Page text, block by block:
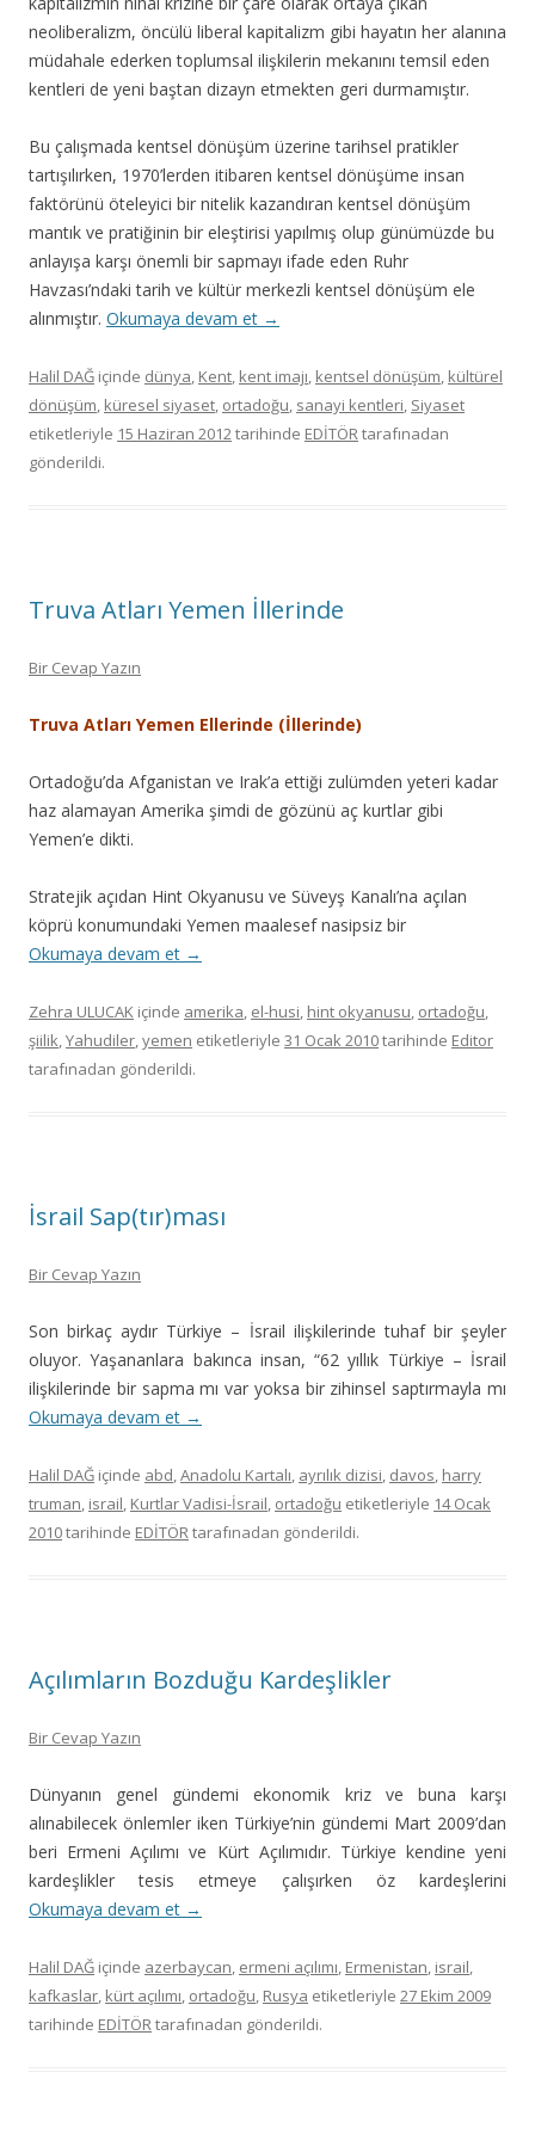
neoliberalizm, öncülü liberal kapitalizm gibi hayatın her alanına
müdahale ederken toplumsal ilişkilerin mekanını temsil eden
kentleri de yeni baştan dizayn etmekten geri durmamıştır.
Bu çalışmada kentsel dönüşüm üzerine tarihsel pratikler
tartışılırken, 1970’lerden itibaren kentsel dönüşüme insan
faktörünü öteleyici bir nitelik kazandıran kentsel dönüşüm
mantık ve pratiğinin bir eleştirisi yapılmış olup günümüzde bu
anlayışa karşı önemli bir sapmayı ifade eden Ruhr
Havzası’ndaki tarih ve kültür merkezli kentsel dönüşüm ele
alınmıştır. Okumaya devam et →
Halil DAĞ içinde dünya, Kent, kent imajı, kentsel dönüşüm, kültürel
dönüşüm, küresel siyaset, ortadoğu, sanayi kentleri, Siyaset
etiketleriyle 15 Haziran 2012tarihinde EDİTÖRtarafınadan
gönderildi.
Truva Atları Yemen İllerinde
Bir Cevap Yazın
Truva Atları Yemen Ellerinde (İllerinde)
Ortadoğu’da Afganistan ve Irak’a ettiği zulümden yeteri kadar
haz alamayan Amerika şimdi de gözünü aç kurtlar gibi
Yemen’e dikti.
Stratejik açıdan Hint Okyanusu ve Süveyş Kanalı’na açılan
köprü konumundaki Yemen maalesef nasipsiz bir
Okumaya devam et →
Zehra ULUCAK içinde amerika, el-husi, hint okyanusu, ortadoğu,
şiilik,Yahudiler,yemen etiketleriyle 31 Ocak 2010tarihinde Editor
tarafınadan gönderildi.
İsrail Sap(tır)ması
Bir Cevap Yazın
Son birkaç aydır Türkiye – İsrail ilişkilerinde tuhaf bir şeyler
oluyor. Yaşananlara bakınca insan, “62 yıllık Türkiye – İsrail
ilişkilerinde bir sapma mı var yoksa bir zihinsel saptırmayla mı
Okumaya devam et →
Halil DAĞ içinde abd,Anadolu Kartalı, ayrılık dizisi, davos, harry
truman, israil, Kurtlar Vadisi-İsrail, ortadoğu etiketleriyle 14 Ocak
2010tarihinde EDİTÖRtarafınadan gönderildi.
Açılımların Bozduğu Kardeşlikler
Bir Cevap Yazın
Dünyanın genel gündemi ekonomik kriz ve buna karşı
alınabilecek önlemler iken Türkiye’nin gündemi Mart 2009’dan
beri Ermeni Açılımı ve Kürt Açılımıdır. Türkiye kendine yeni
kardeşlikler tesis etmeye çalışırken öz kardeşlerini
Okumaya devam et →
Halil DAĞ içinde azerbaycan, ermeni açılımı, Ermenistan, israil,
kafkaslar, kürt açılımı, ortadoğu, Rusya etiketleriyle 27 Ekim 2009
tarihinde EDİTÖRtarafınadan gönderildi.